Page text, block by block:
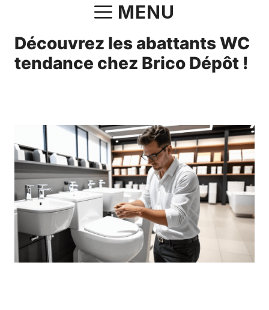
contenu
MENU
Découvrez les abattants WC
tendance chez Brico Dépôt !